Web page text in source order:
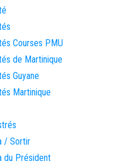
Courses PMU
de Martinique
Guyane
Martinique
/ Sortir
du Président